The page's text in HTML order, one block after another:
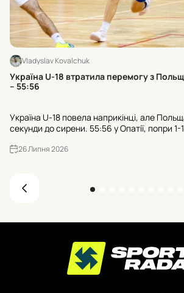
Vladyslav Kovalchuk
Україна U-18 втратила перемогу з
– 55:56
Україна U-18 повела наприкінці, але
секунди до сирени. 55:56 у Опатії, попри 1-
26 Липня 2026